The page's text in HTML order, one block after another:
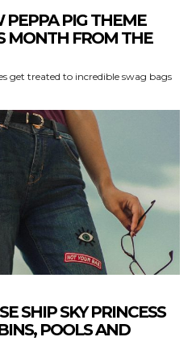
PEPPA PIG THEME
MONTH FROM THE
get treated to incredible swag bags
SHIP SKY PRINCESS
POOLS AND